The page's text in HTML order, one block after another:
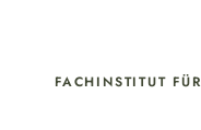
FACHINSTITUT